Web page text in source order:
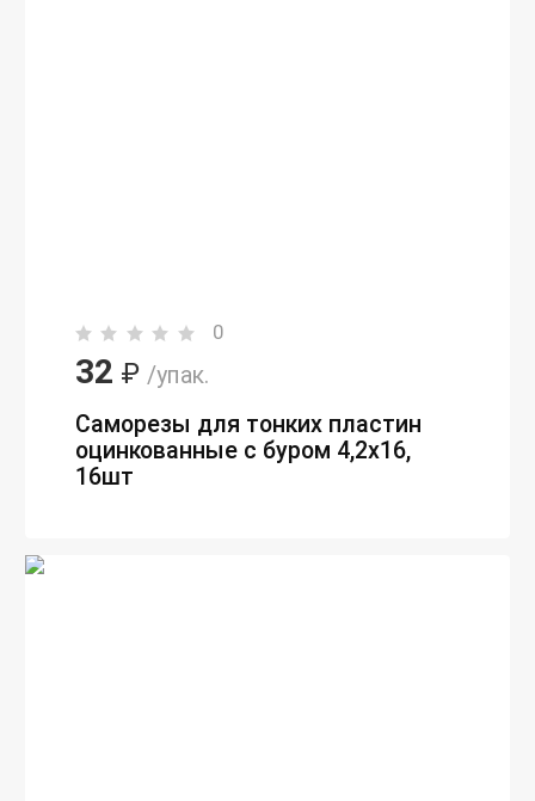
0
32 ₽ /упак.
Саморезы для тонких пластин
оцинкованные с буром 4,2х16,
16шт